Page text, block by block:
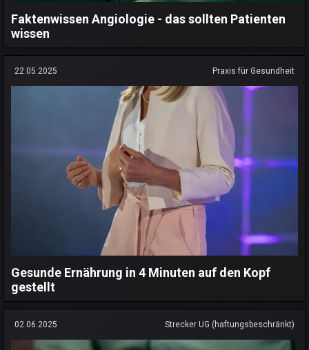
Faktenwissen Angiologie - das sollten Patienten
wissen
22.05.2025 Praxis für Gesundheit
Gesunde Ernährung in 4 Minuten auf den Kopf
gestellt
02.06.2025 Strecker UG (haftungsbeschränkt)